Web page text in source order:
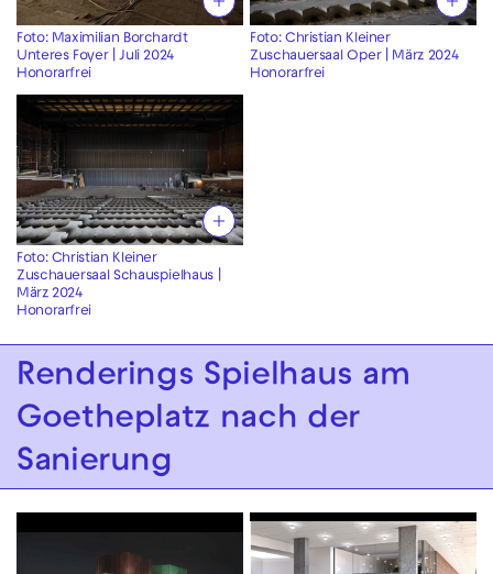
Foto: Maximilian Borchardt
Unteres Foyer | Juli 2024
Honorarfrei
Foto: Christian Kleiner
Zuschauersaal Oper | März 2024
Honorarfrei
Foto: Christian Kleiner
Zuschauersaal Schauspielhaus |
März 2024
Honorarfrei
Renderings Spielhaus am
Goetheplatz nach der
Sanierung